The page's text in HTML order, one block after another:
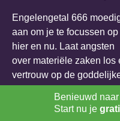
Engelengetal 666
aan om je te focussen op
hier en nu. Laat angsten
over materiële zaken los
vertrouw op de
balans tussen
Benieuwd
Start nu je